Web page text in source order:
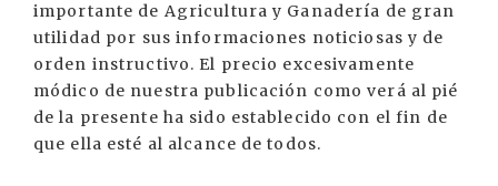
importante de Agricultura y Ganadería de gran
utilidad por sus informaciones noticiosas y de
orden instructivo. El precio excesivamente
módico de nuestra publicación como verá al pié
de la presente ha sido establecido con el fin de
que ella esté al alcance de todos.